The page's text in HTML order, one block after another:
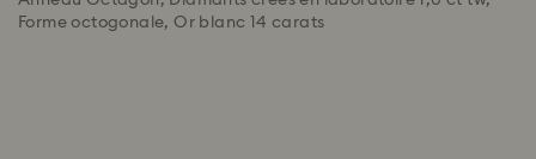
Forme octogonale, Or blanc 14 carats